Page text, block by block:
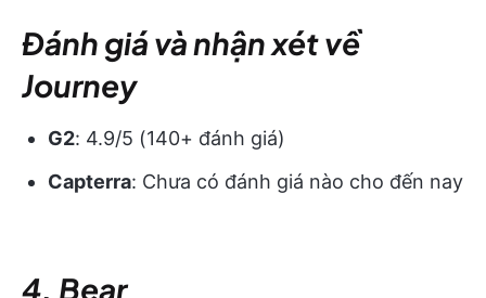
Đánh giá và nhận xét về
Journey
G2: 4.9/5 (140+ đánh giá)
Capterra: Chưa có đánh giá nào cho đến nay
4. Bear